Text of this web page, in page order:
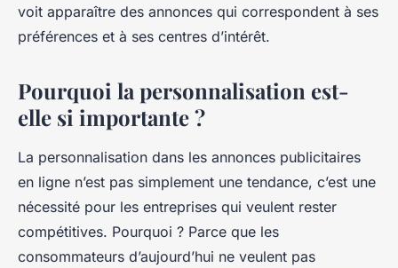
voit apparaître des annonces qui correspondent à ses
préférences et à ses centres d’intérêt.
Pourquoi la personnalisation est-
elle si importante ?
La personnalisation dans les annonces publicitaires
en ligne n’est pas simplement une tendance, c’est une
nécessité pour les entreprises qui veulent rester
compétitives. Pourquoi ? Parce que les
consommateurs d’aujourd’hui ne veulent pas